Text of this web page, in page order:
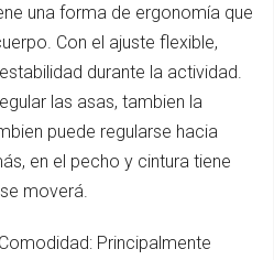
una forma de ergonomía que
Con el ajuste flexible,
durante la actividad.
las asas, tambien la
puede regularse hacia
en el pecho y cintura tiene
moverá.
Principalmente